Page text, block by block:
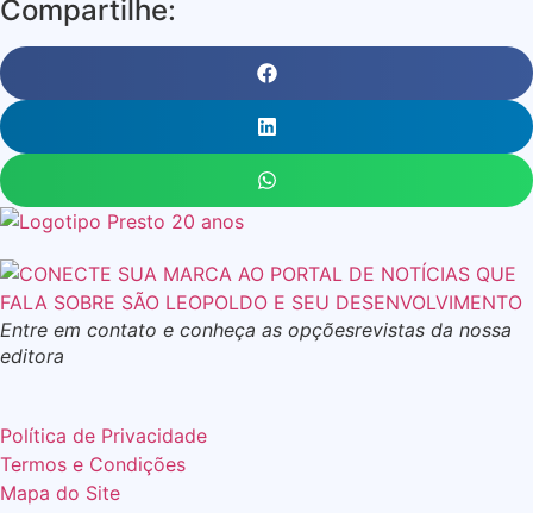
Compartilhe:
Entre em contato e conheça as opçõesrevistas da nossa
editora
Política de Privacidade
Termos e Condições
Mapa do Site